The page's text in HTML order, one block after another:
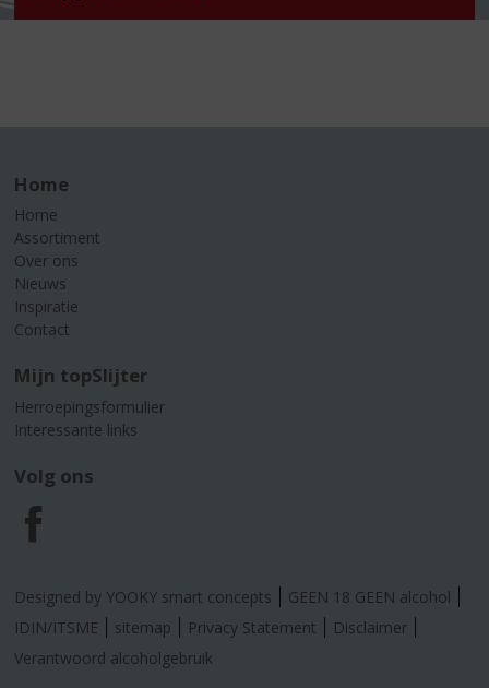
Home
Home
Assortiment
Over ons
Nieuws
Inspiratie
Contact
Mijn topSlijter
Herroepingsformulier
Interessante links
Volg ons
F
a
c
Designed by YOOKY smart concepts
GEEN 18 GEEN alcohol
IDIN/ITSME
sitemap Privacy Statement
Disclaimer
Verantwoord alcoholgebruik